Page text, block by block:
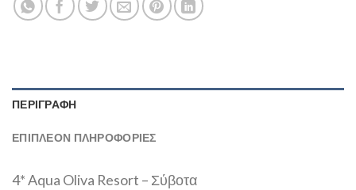
ΠΕΡΙΓΡΑΦΉ
ΕΠΙΠΛΈΟΝ ΠΛΗΡΟΦΟΡΊΕΣ
4* Aqua Oliva Resort – Σύβοτα